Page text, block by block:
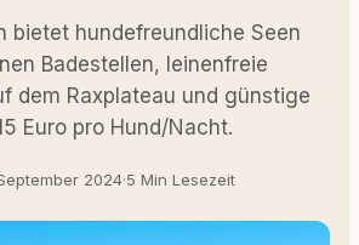
bietet hundefreundliche Seen
Badestellen, leinenfreie
dem Raxplateau und günstige
Euro pro Hund/Nacht.
2024·5 Min Lesezeit